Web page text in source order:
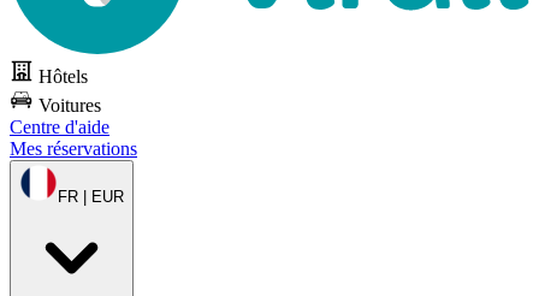
Hôtels
Voitures
Centre d'aide
Mes réservations
FR | EUR